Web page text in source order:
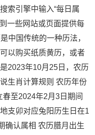
索引擎中输入“每日属
一些网站或页面提供每
中国传统的一种历法，
以购买纸质黄历，或者
2023年10月25日，农历
生肖计算规则 农历年份
至2024年2月3日期间
支卯对应兔阳历生日在1
确认属相 农历腊月出生